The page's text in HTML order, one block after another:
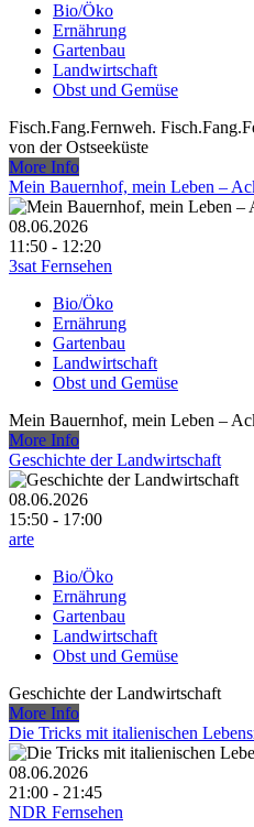
Bio/Öko
Ernährung
Gartenbau
Landwirtschaft
Obst und Gemüse
Fisch.Fang.Fernweh.
von der Ostseeküste
More Info
Mein Bauernhof, mein Leben –
08.06.2026
11:50 - 12:20
3sat Fernsehen
Bio/Öko
Ernährung
Gartenbau
Landwirtschaft
Obst und Gemüse
Mein Bauernhof, mein Leben –
More Info
Geschichte der Landwirtschaft
08.06.2026
15:50 - 17:00
arte
Bio/Öko
Ernährung
Gartenbau
Landwirtschaft
Obst und Gemüse
Geschichte der Landwirtschaft
More Info
Die Tricks mit italienischen
08.06.2026
21:00 - 21:45
NDR Fernsehen